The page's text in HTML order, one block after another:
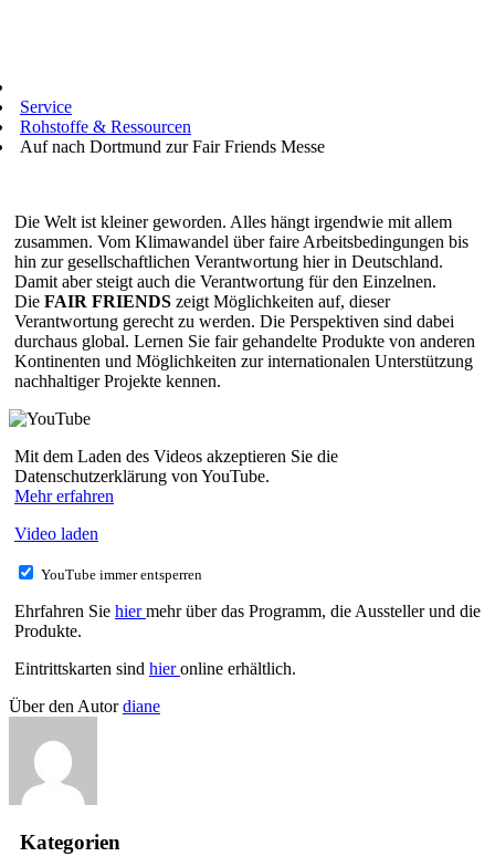
Service
Rohstoffe & Ressourcen
Auf nach Dortmund zur Fair Friends Messe
Die Welt ist kleiner geworden. Alles hängt irgendwie mit allem
zusammen. Vom Klimawandel über faire Arbeitsbedingungen bis
hin zur gesellschaftlichen Verantwortung hier in Deutschland.
Damit aber steigt auch die Verantwortung für den Einzelnen.
Die FAIR FRIENDS zeigt Möglichkeiten auf, dieser
Verantwortung gerecht zu werden. Die Perspektiven sind dabei
durchaus global. Lernen Sie fair gehandelte Produkte von anderen
Kontinenten und Möglichkeiten zur internationalen Unterstützung
nachhaltiger Projekte kennen.
Mit dem Laden des Videos akzeptieren Sie die
Datenschutzerklärung von YouTube.
Mehr erfahren
Video laden
YouTube immer entsperren
Ehrfahren Sie hiermehr über das Programm, die Aussteller und die
Produkte.
Eintrittskarten sind hieronline erhältlich.
Über den Autordiane
Kategorien